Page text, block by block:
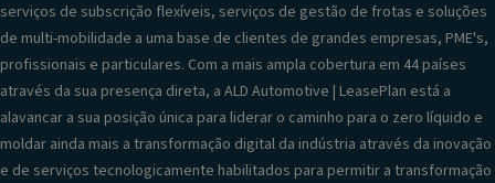
serviços de subscrição flexíveis, serviços de gestão de frotas e soluções
de multi-mobilidade a uma base de clientes de grandes empresas, PME's,
profissionais e particulares. Com a mais ampla cobertura em 44 países
através da sua presença direta, a ALD Automotive | LeasePlan está a
alavancar a sua posição única para liderar o caminho para o zero líquido e
moldar ainda mais a transformação digital da indústria através da inovação
e de serviços tecnologicamente habilitados para permitir a transformação